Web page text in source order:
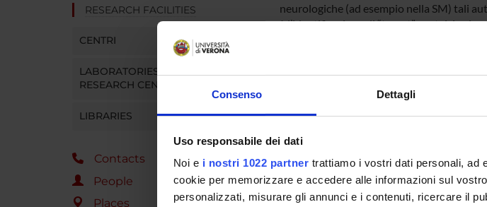
Consenso Dettagli
Uso responsabile dei dati
Noi e i nostri 1022 partner trattiamo i vostri dati personali, ad
cookie per memorizzare e accedere alle informazioni sul
personalizzati, misurare gli annunci e i contenuti, ricercare il
RESEARCH FACILITIES
CENTRI
LABORATORIES AND
RESEARCH CENTRES
LIBRARIES
Contacts
People
Places
neurologiche (ad esempio nella SM) tali
è l’identificazione di “target” proteici
Hashimoto, nella neuromielite ottica e
utilizzando la tecnica dell’elettroforesi
dotato di notevole complessità poichè le
“splicing“ alternativo del mRNA,
complessità può essere risolta mediante
separate contemporaneamente le diverse
Personale dell’Università di Verona
Bruno Bonetti, Silvia Marconi, Elena
Gabriela Constantin, Barbara Rossi,
Mauro Krampera (Dipartimento di